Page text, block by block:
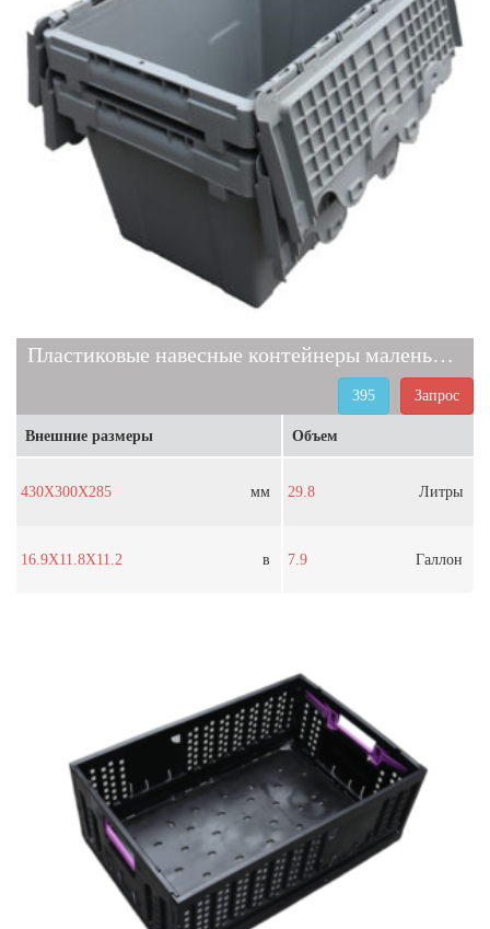
Пластиковые навесные контейнеры маленькие 395
Запрос
395
Внешние размеры
430X300X285 мм
16.9X11.8X11.2 в
Объем
29.8 Литры
7.9 Галлон